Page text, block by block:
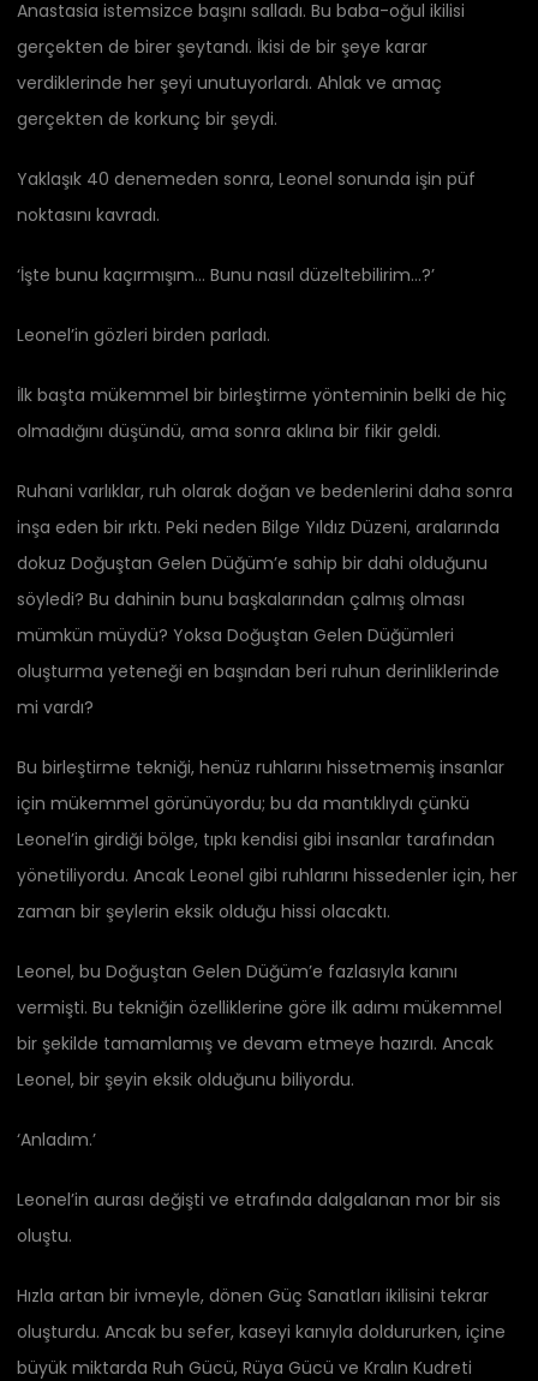
Anastasia istemsizce başını salladı. Bu baba-oğul ikilisi
gerçekten de birer şeytandı. İkisi de bir şeye karar
verdiklerinde her şeyi unutuyorlardı. Ahlak ve amaç
gerçekten de korkunç bir şeydi.
Yaklaşık 40 denemeden sonra, Leonel sonunda işin püf
noktasını kavradı.
‘İşte bunu kaçırmışım… Bunu nasıl düzeltebilirim…?’
Leonel’in gözleri birden parladı.
İlk başta mükemmel bir birleştirme yönteminin belki de hiç
olmadığını düşündü, ama sonra aklına bir fikir geldi.
Ruhani varlıklar, ruh olarak doğan ve bedenlerini daha sonra
inşa eden bir ırktı. Peki neden Bilge Yıldız Düzeni, aralarında
dokuz Doğuştan Gelen Düğüm’e sahip bir dahi olduğunu
söyledi? Bu dahinin bunu başkalarından çalmış olması
mümkün müydü? Yoksa Doğuştan Gelen Düğümleri
oluşturma yeteneği en başından beri ruhun derinliklerinde
mi vardı?
Bu birleştirme tekniği, henüz ruhlarını hissetmemiş insanlar
için mükemmel görünüyordu; bu da mantıklıydı çünkü
Leonel’in girdiği bölge, tıpkı kendisi gibi insanlar tarafından
yönetiliyordu. Ancak Leonel gibi ruhlarını hissedenler için, her
zaman bir şeylerin eksik olduğu hissi olacaktı.
Leonel, bu Doğuştan Gelen Düğüm’e fazlasıyla kanını
vermişti. Bu tekniğin özelliklerine göre ilk adımı mükemmel
bir şekilde tamamlamış ve devam etmeye hazırdı. Ancak
Leonel, bir şeyin eksik olduğunu biliyordu.
‘Anladım.’
Leonel’in aurası değişti ve etrafında dalgalanan mor bir sis
oluştu.
Hızla artan bir ivmeyle, dönen Güç Sanatları ikilisini tekrar
oluşturdu. Ancak bu sefer, kaseyi kanıyla doldururken, içine
büyük miktarda Ruh Gücü, Rüya Gücü ve Kralın Kudreti